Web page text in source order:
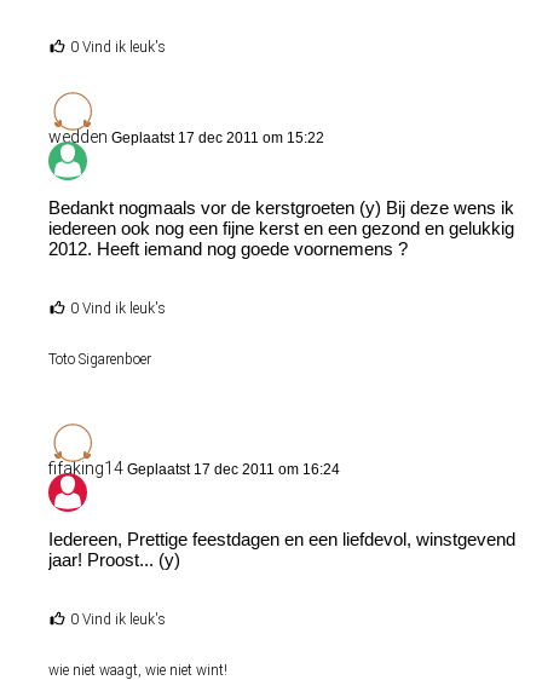
0 Vind ik leuk's
wedden Geplaatst 17 dec 2011 om 15:22
Bedankt nogmaals vor de kerstgroeten (y) Bij deze wens ik
iedereen ook nog een fijne kerst en een gezond en gelukkig
2012. Heeft iemand nog goede voornemens ?
0 Vind ik leuk's
Toto Sigarenboer
fifaking14 Geplaatst 17 dec 2011 om 16:24
Iedereen, Prettige feestdagen en een liefdevol, winstgevend
jaar! Proost... (y)
0 Vind ik leuk's
wie niet waagt, wie niet wint!